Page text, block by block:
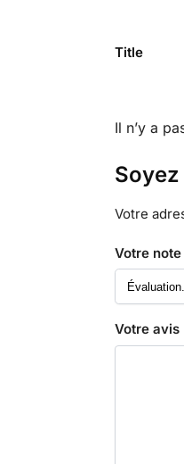
Title
Il n’y a
Votre
Votre note
Votre avis